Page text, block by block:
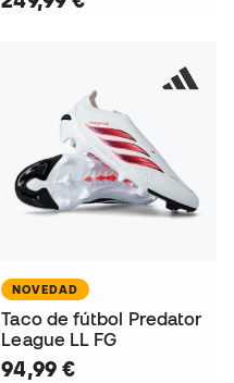
NOVEDAD
Taco de fútbol Predator
League LL FG
94,99 €